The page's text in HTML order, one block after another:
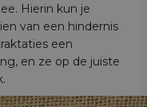
Hierin kun je
van een hindernis
een
en ze op de juiste